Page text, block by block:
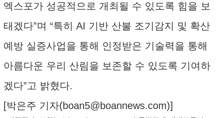
엑스포가 성공적으로 개최될 수 있도록 힘을 보
태겠다”며 “특히 AI 기반 산불 조기감지 및 확산
예방 실증사업을 통해 인정받은 기술력을 통해
아름다운 우리 산림을 보존할 수 있도록 기여하
겠다”고 밝혔다.
[박은주 기자(boan5@boannews.com)]